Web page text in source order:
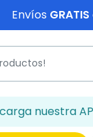
Envíos GRATIS
nuestra